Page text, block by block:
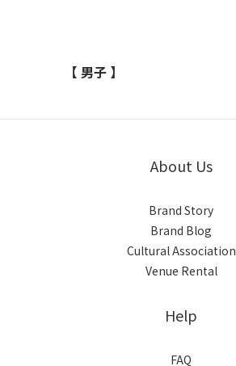
【 男子 】
About Us
Brand Story
Brand Blog
Cultural Association
Venue Rental
Help
FAQ